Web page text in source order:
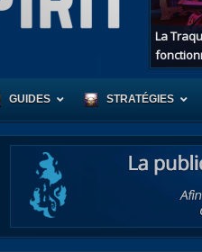
La
GUIDES
Coeur
STRATÉGIES